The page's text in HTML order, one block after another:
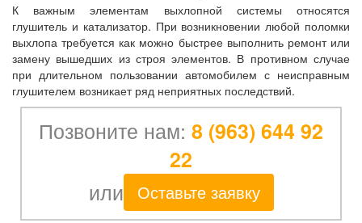
К важным элементам выхлопной системы относятся
глушитель и катализатор. При возникновении любой поломки
выхлопа требуется как можно быстрее выполнить ремонт или
замену вышедших из строя элементов. В противном случае
при длительном пользовании автомобилем с неисправным
глушителем возникает ряд неприятных последствий.
Позвоните нам: 8 (963) 644 92
22
или
Оставьте заявку